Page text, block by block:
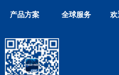
产品方案 全球服务